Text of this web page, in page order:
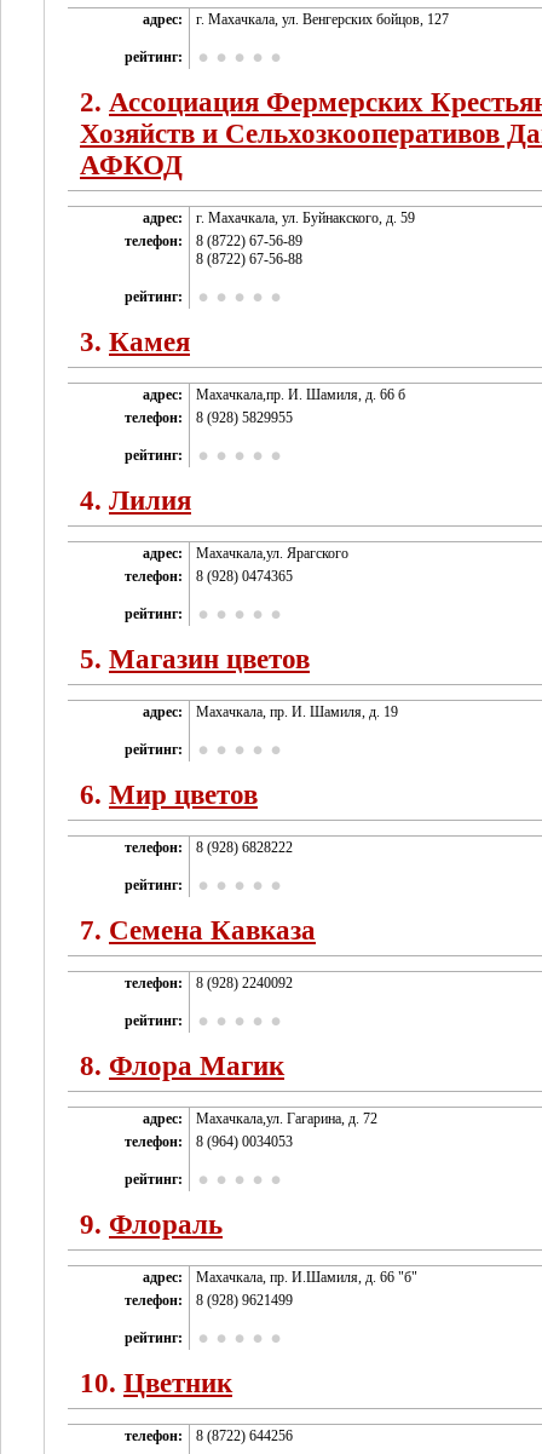
адрес: г. Махачкала, ул. Венгерских бойцов, 127
рейтинг:
2. Ассоциация Фермерских
Хозяйств и Сельхозкооперативов
АФКОД
адрес:
г. Махачкала, ул. Буйнакского, д. 59
телефон:
8 (8722) 67-56-89
8 (8722) 67-56-88
рейтинг:
3. Камея
адрес:
Махачкала,пр. И. Шамиля, д. 66 б
телефон:
8 (928) 5829955
рейтинг:
4. Лилия
адрес:
Махачкала,ул. Ярагского
телефон:
8 (928) 0474365
рейтинг:
5. Магазин цветов
адрес: Махачкала, пр. И. Шамиля, д. 19
рейтинг:
6. Мир цветов
телефон: 8 (928) 6828222
рейтинг:
7. Семена Кавказа
телефон: 8 (928) 2240092
рейтинг:
8. Флора Магик
адрес:
Махачкала,ул. Гагарина, д. 72
телефон:
8 (964) 0034053
рейтинг:
9. Флораль
адрес:
Махачкала, пр. И.Шамиля, д. 66 "б"
телефон:
8 (928) 9621499
рейтинг:
10. Цветник
телефон: 8 (8722) 644256